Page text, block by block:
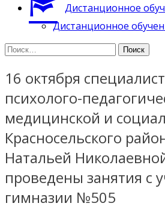
Дистанционное
Дистанционное
Найти:
16 октября
психолого-
медицинской и
Красносельского
Натальей
проведены занятия с
гимназии №505